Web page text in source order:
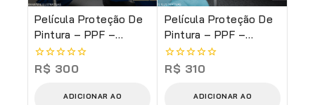
Película Proteção De
Pintura – PPF –
Soleira Do Porta-
Malas (Serviço)
0
R$ 300
ADICIONAR AO
Película Proteção De
Pintura – PPF –
Soleira Das Portas
(Serviço)
0
R$ 310
ADICIONAR AO